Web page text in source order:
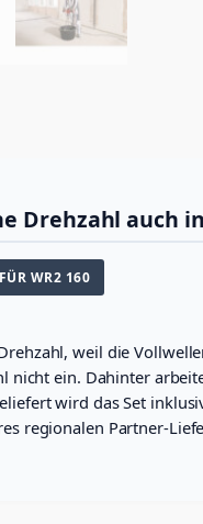
e
0
,
2
-
a
Drehzahl auch
WR2 160
Drehzahl, weil die
nicht ein. Dahinter
wird das Set
regionalen Partner-